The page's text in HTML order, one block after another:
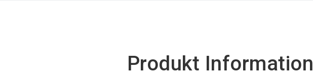
Produkt Information